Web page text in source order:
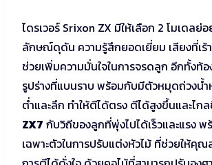
ไดรเวอร์ Srixon ZX มีให้เลือก 2 โมเดลย่อ
ลักษณ์ดุดัน ความรู้สึกยอดเยี่ยม เสียงที่เร้
ช่วยเพิ่มความมั่นใจในการจรดลูก อีกทั้งท้
รูปร่างที่แบนราบ พร้อมกับมีตัวหมุดถ่วงน้
ต่ำและลึก ทำให้ตีได้ตรง ตีได้สูงขึ้นและไก
ZX7 กับวิถีของลูกที่พุ่งไปได้เร็วและแรง
เฉพาะตัวในการปรับแต่งหัวไม้ ที่ช่วยให้คุ